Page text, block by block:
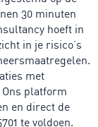
30 minuten
hoeft in
in je risico’s
met
platform
en direct de
te voldoen.